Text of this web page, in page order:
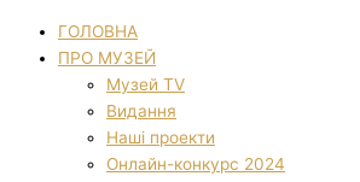
ГОЛОВНА
ПРО МУЗЕЙ
Музей TV
Видання
Наші проекти
Онлайн-конкурс 2024